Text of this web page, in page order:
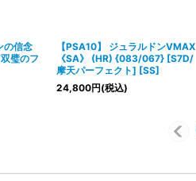
の信念
璧のフ
【PSA10】 ジュラルドンVMAX
《SA》 (HR) {083/067} [S7D/
摩天パーフェクト] [SS]
24,800円(税込)